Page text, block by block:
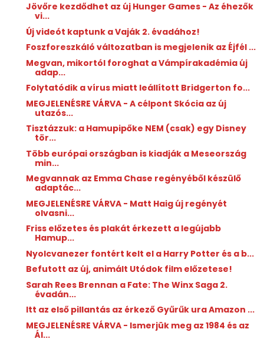
Jövőre kezdődhet az új Hunger Games - Az éhezők
vi...
Új videót kaptunk a Vaják 2. évadához!
Foszforeszkáló változatban is megjelenik az Éjfél ...
Megvan, mikortól foroghat a Vámpírakadémia új
adap...
Folytatódik a vírus miatt leállított Bridgerton fo...
MEGJELENÉSRE VÁRVA - A célpont Skócia az új
utazós...
Tisztázzuk: a Hamupipőke NEM (csak) egy Disney
tör...
Több európai országban is kiadják a Meseország
min...
Megvannak az Emma Chase regényéből készülő
adaptác...
MEGJELENÉSRE VÁRVA - Matt Haig új regényét
olvasni...
Friss előzetes és plakát érkezett a legújabb
Hamup...
Nyolcvanezer fontért kelt el a Harry Potter és a b...
Befutott az új, animált Utódok film előzetese!
Sarah Rees Brennan a Fate: The Winx Saga 2.
évadán...
Itt az első pillantás az érkező Gyűrűk ura Amazon ...
MEGJELENÉSRE VÁRVA - Ismerjük meg az 1984 és az
Ál...